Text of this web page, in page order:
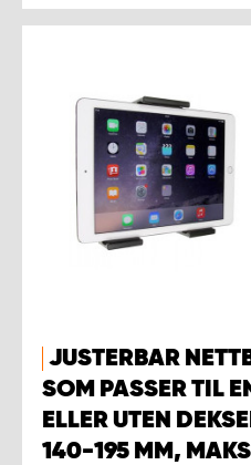
JUSTERBAR
SOM PASSER TIL
ELLER UTEN
140-195 MM,